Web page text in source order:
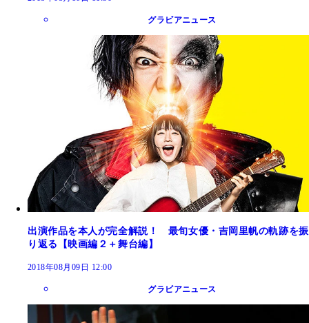
グラビアニュース
出演作品を本人が完全解説！ 最旬女優・吉岡里帆の軌跡を振
り返る【映画編２＋舞台編】
2018年08月09日 12:00
グラビアニュース